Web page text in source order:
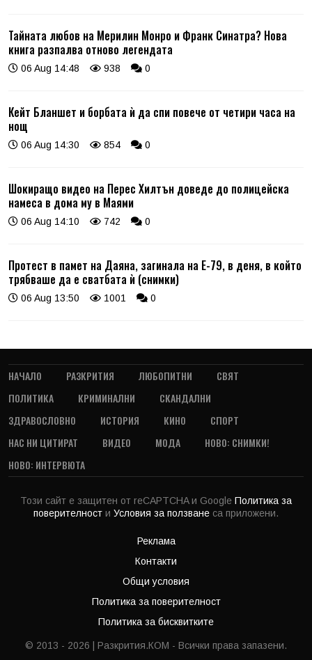
Тайната любов на Мерилин Монро и Франк Синатра? Нова
книга разпалва отново легендата
06 Aug 14:48 938 0
Кейт Бланшет и борбата ѝ да спи повече от четири часа на
нощ
06 Aug 14:30 854 0
Шокиращо видео на Перес Хилтън доведе до полицейска
намеса в дома му в Маями
06 Aug 14:10 742 0
Протест в памет на Даяна, загинала на Е-79, в деня, в който
трябваше да е сватбата ѝ (снимки)
06 Aug 13:50 1001 0
НАЧАЛО РАЗКРИТИЯ ЛЮБОПИТНИ
СВЯТ
ПОЛИТИКА
КРИМИНАЛНИ
СКАНДАЛНИ
ЗДРАВОСЛОВНО
ИСТОРИЯ КИНО
СПОРТ
НАС НИ ЦИТИРАТ
ВИДЕО МОДА
НОВО: СНИМКИ!
НОВО: ИНТЕРВЮТА
Този сайт е защитен от reCAPTCHA и Google Политика за
поверителност и Условия за ползване са приложени.
Реклама
Контакти
Общи условия
Политика за поверителност
Политика за бисквитките
© 2013 - 2026 | Разкрития.КОМ - Всички права запазени.